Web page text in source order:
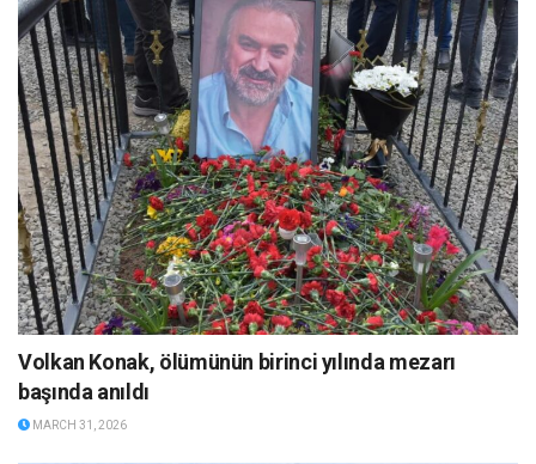
Volkan Konak, ölümünün birinci yılında mezarı
başında anıldı
MARCH 31, 2026